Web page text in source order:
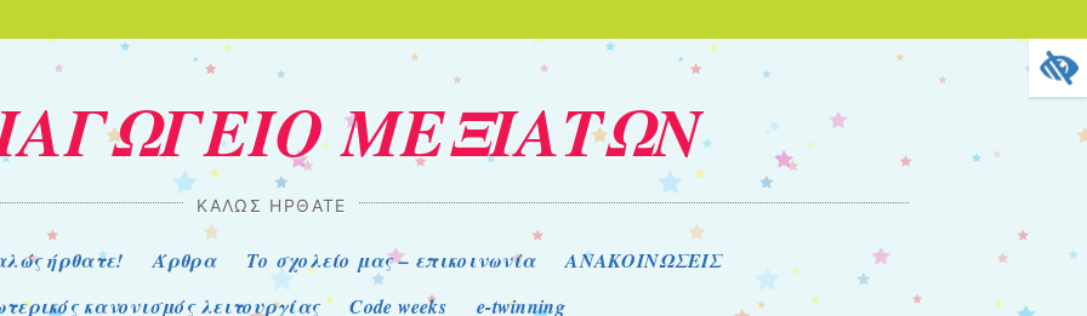
ΜΕΞΙΑΤΩΝ
ΚΑΛΩΣ ΗΡΘΑΤΕ
ήρθατε! Άρθρα Το σχολείο μας – επικοινωνία
ΑΝΑΚΟΙΝΩΣΕΙΣ
κανονισμός λειτουργίας
Code weeks e-twinning